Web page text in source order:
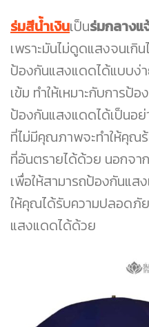
ร่มสีน้ำเงินเป็นร่มกลางแ
เพราะมันไม่ดูดแสงจนเกิ
ป้องกันแสงแดดได้แบบง่
เข้ม ทำให้เหมาะกับการป้
ป้องกันแสงแดดได้เป็นอย่
ที่ไม่มีคุณภาพจะทำให้คุณ
ที่อันตรายได้ด้วย นอกจา
เพื่อให้สามารถป้องกันแส
ให้คุณได้รับความปลอดภั
แสงแดดได้ด้วย